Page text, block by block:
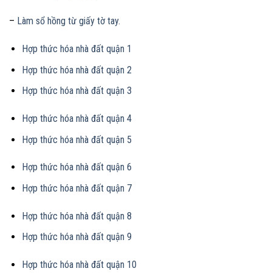
– Làm sổ hồng từ giấy tờ tay.
Hợp thức hóa nhà đất quận 1
Hợp thức hóa nhà đất quận 2
Hợp thức hóa nhà đất quận 3
Hợp thức hóa nhà đất quận 4
Hợp thức hóa nhà đất quận 5
Hợp thức hóa nhà đất quận 6
Hợp thức hóa nhà đất quận 7
Hợp thức hóa nhà đất quận 8
Hợp thức hóa nhà đất quận 9
Hợp thức hóa nhà đất quận 10